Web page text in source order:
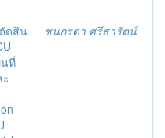
ดสิน
นที่
ชนกรดา ศรีสารัตน์